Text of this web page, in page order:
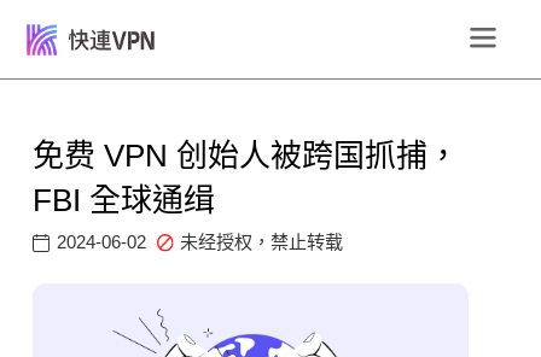
免费 VPN 创始人被跨国抓捕，
FBI 全球通缉
2024-06-02 未经授权，禁止转载